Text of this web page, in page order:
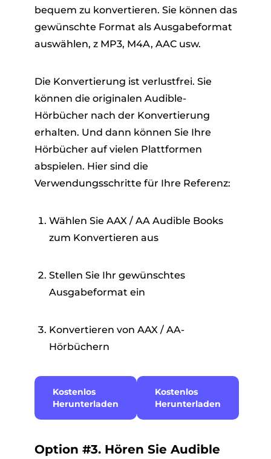
bequem zu konvertieren. Sie können das
gewünschte Format als Ausgabeformat
auswählen, z MP3, M4A, AAC usw.
Die Konvertierung ist verlustfrei. Sie
können die originalen Audible-
Hörbücher nach der Konvertierung
erhalten. Und dann können Sie Ihre
Hörbücher auf vielen Plattformen
abspielen. Hier sind die
Verwendungsschritte für Ihre Referenz:
Wählen Sie AAX / AA Audible Books
zum Konvertieren aus
Stellen Sie Ihr gewünschtes
Ausgabeformat ein
Konvertieren von AAX / AA-
Hörbüchern
Kostenlos
Herunterladen
Kostenlos
Herunterladen
Option #3. Hören Sie Audible